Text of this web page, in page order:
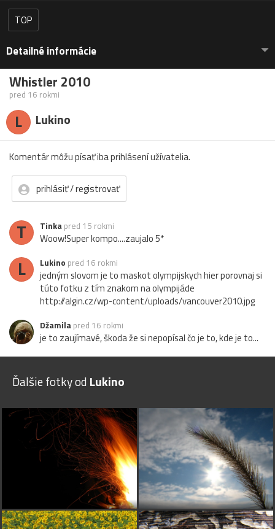
TOP
Detailné informácie
Whistler 2010
pred 16 rokmi
L Lukino
Komentár môžu písať iba prihlásení užívatelia.
prihlásiť / registrovať
T Tinka pred 15 rokmi
Woow!Super kompo....zaujalo 5*
L Lukino pred 16 rokmi
jedným slovom je to maskot olympijskych hier porovnaj si
túto fotku z tím znakom na olympijáde
http://algin.cz/wp-content/uploads/vancouver2010.jpg
Džamila pred 16 rokmi
je to zaujímavé, škoda že si nepopísal čo je to, kde je to...
Ďalšie fotky od Lukino